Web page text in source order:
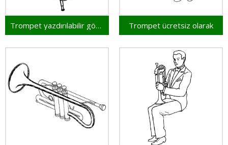
Trompet yazdırılabilir görsel Trompet ücretsiz olarak